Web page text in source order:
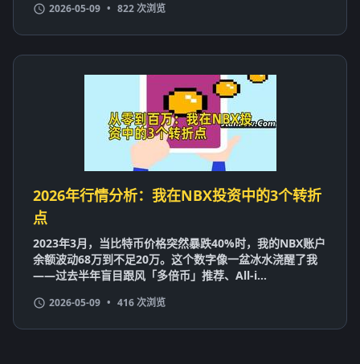
2026-05-09 • 822 次浏览
2026年行情分析：我在NBX投资中的3个转折
点
2023年3月，当比特币价格突然暴跌40%时，我的NBX账户
余额波动68万到不足20万。这个数字像一盆冰水浇醒了我
——过去半年盲目跟风「多倍币」推荐、All-i...
2026-05-09 • 416 次浏览